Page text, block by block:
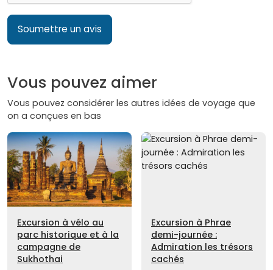
Soumettre un avis
Vous pouvez aimer
Vous pouvez considérer les autres idées de voyage que
on a conçues en bas
Excursion à vélo au
parc historique et à la
campagne de
Sukhothai
Excursion à Phrae
demi-journée :
Admiration les trésors
cachés